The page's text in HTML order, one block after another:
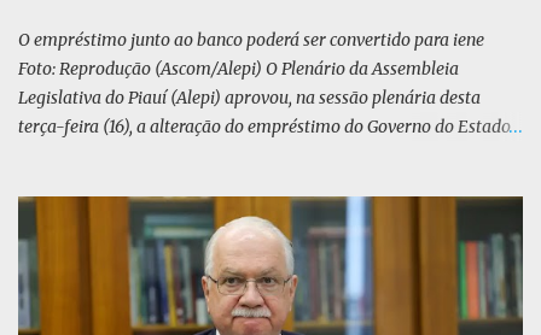
O PL defende uma anistia ampla para todo...
O empréstimo junto ao banco poderá ser convertido para iene
Foto: Reprodução (Ascom/Alepi) O Plenário da Assembleia
Legislativa do Piauí (Alepi) aprovou, na sessão plenária desta
terça-feira (16), a alteração do empréstimo do Governo do Estado
contrato, presente na lei 8.964/25, é de US$ 392 milhões. De acordo
com o Executivo, a mudança de moeda traz benefícios a longo
prazo. “A mudança se fundamenta em análises técnicas
aprofundadas conduzidas em conjunto com o BIRD, as quais
indicam que a contratação em iene japonês é mais vantajosa sob